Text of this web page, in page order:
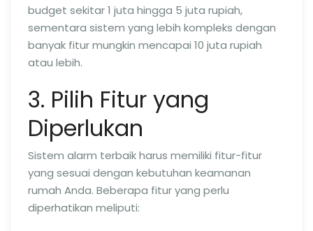
budget sekitar 1 juta hingga 5 juta rupiah,
sementara sistem yang lebih kompleks dengan
banyak fitur mungkin mencapai 10 juta rupiah
atau lebih.
3. Pilih Fitur yang
Diperlukan
Sistem alarm terbaik harus memiliki fitur-fitur
yang sesuai dengan kebutuhan keamanan
rumah Anda. Beberapa fitur yang perlu
diperhatikan meliputi: